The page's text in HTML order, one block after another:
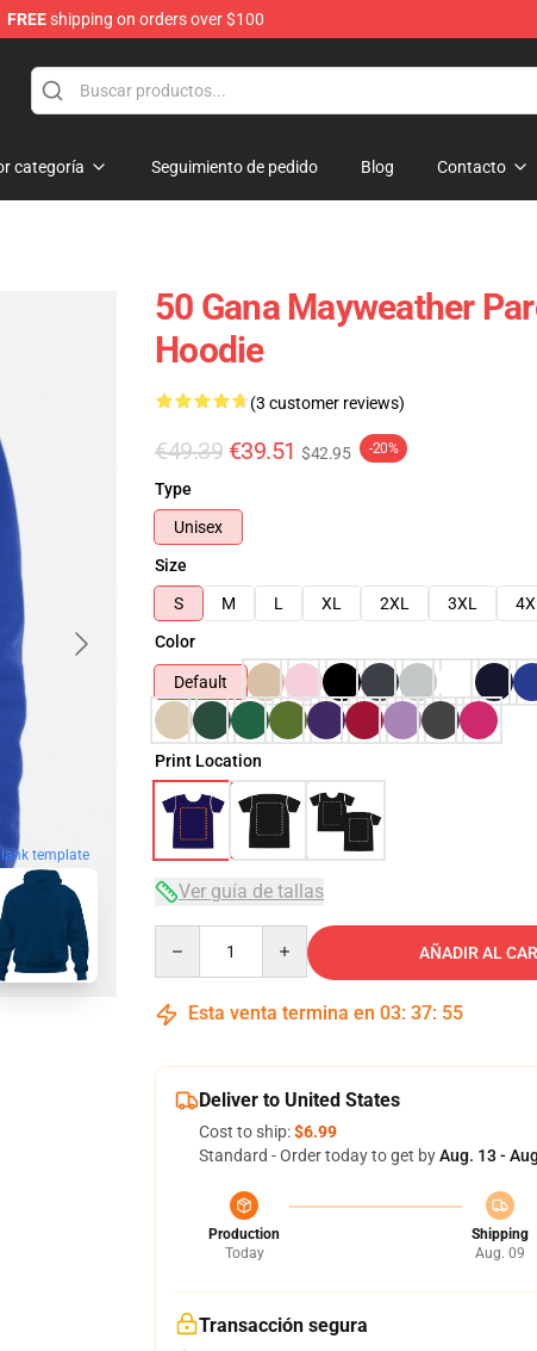
FREEshipping on orders over $100
categoría Seguimiento de pedido Blog Contacto
template
50 Gana Mayweather
Hoodie
(3 customer reviews)
€49.39 €39.51 $42.95 -20%
Type
Unisex
Size
S
M L XL 2XL 3XL
Color
Default
Print Location
Ver guía de tallas
AÑADIR AL
Esta venta termina en 03: 37: 54
Deliver to United States
Cost to ship:$6.99
Standard - Order today to get byAug. 13 -
Production
Today
Shipping
Aug. 09
Transacción segura